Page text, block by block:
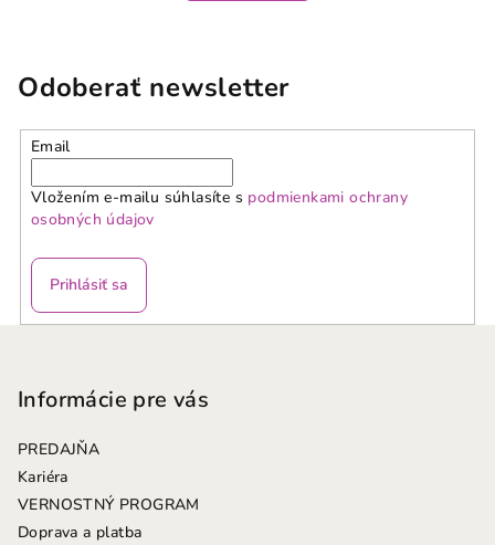
Odoberať newsletter
Email
Vložením e-mailu súhlasíte s podmienkami ochrany
osobných údajov
Prihlásiť sa
Informácie pre vás
PREDAJŇA
Kariéra
VERNOSTNÝ PROGRAM
Doprava a platba